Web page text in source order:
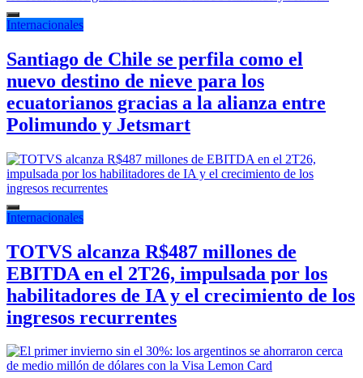
Internacionales
Santiago de Chile se perfila como el
nuevo destino de nieve para los
ecuatorianos gracias a la alianza entre
Polimundo y Jetsmart
Internacionales
TOTVS alcanza R$487 millones de
EBITDA en el 2T26, impulsada por los
habilitadores de IA y el crecimiento de los
ingresos recurrentes